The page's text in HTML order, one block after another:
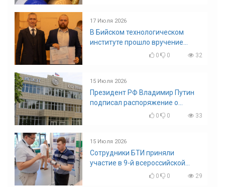
17 Июля 2026
В Бийском технологическом
институте прошло вручение
0 0 32
15 Июля 2026
Президент РФ Владимир Путин
подписал распоряжение о
поощрении граждан и трудовых
0 0 33
15 Июля 2026
Сотрудники БТИ приняли
участие в 9-й всероссийской
конференции по задачам со
0 0 29